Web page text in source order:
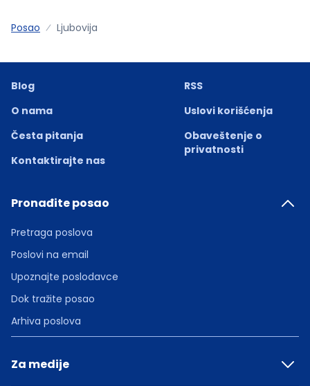
Posao Ljubovija
Blog
O nama
Česta pitanja
Kontaktirajte nas
RSS
Uslovi korišćenja
Obaveštenje o
privatnosti
Pronađite posao
Pretraga poslova
Poslovi na email
Upoznajte poslodavce
Dok tražite posao
Arhiva poslova
Za medije